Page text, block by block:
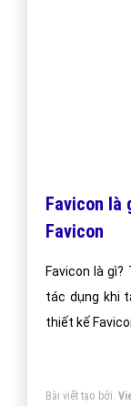
Favicon là
Favicon
Favicon là
tác dụng khi
thiết kế
giá mức độ
Bài viết tạo bởi: